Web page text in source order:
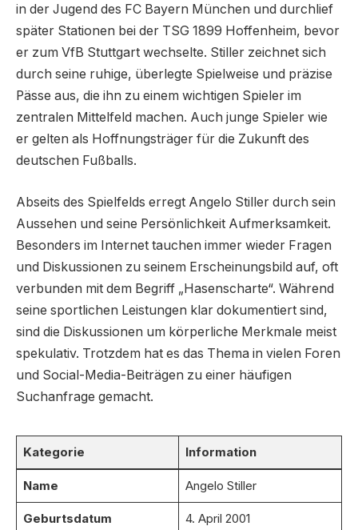
in der Jugend des FC Bayern München und durchlief
später Stationen bei der TSG 1899 Hoffenheim, bevor
er zum VfB Stuttgart wechselte. Stiller zeichnet sich
durch seine ruhige, überlegte Spielweise und präzise
Pässe aus, die ihn zu einem wichtigen Spieler im
zentralen Mittelfeld machen. Auch junge Spieler wie
er gelten als Hoffnungsträger für die Zukunft des
deutschen Fußballs.
Abseits des Spielfelds erregt Angelo Stiller durch sein
Aussehen und seine Persönlichkeit Aufmerksamkeit.
Besonders im Internet tauchen immer wieder Fragen
und Diskussionen zu seinem Erscheinungsbild auf, oft
verbunden mit dem Begriff „Hasenscharte“. Während
seine sportlichen Leistungen klar dokumentiert sind,
sind die Diskussionen um körperliche Merkmale meist
spekulativ. Trotzdem hat es das Thema in vielen Foren
und Social-Media-Beiträgen zu einer häufigen
Suchanfrage gemacht.
Kategorie Information
Name Angelo Stiller
Geburtsdatum 4. April 2001